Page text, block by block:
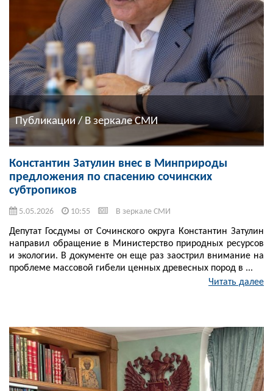
Публикации / В зеркале СМИ
Константин Затулин внес в Минприроды
предложения по спасению сочинских
субтропиков
5.05.2026 10:55 В зеркале СМИ
Депутат Госдумы от Сочинского округа Константин Затулин
направил обращение в Министерство природных ресурсов
и экологии. В документе он еще раз заострил внимание на
проблеме массовой гибели ценных древесных пород в ...
Читать далее